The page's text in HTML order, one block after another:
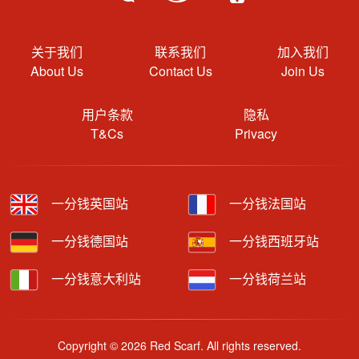
关于我们
About Us
联系我们
Contact Us
加入我们
Join Us
用户条款
T&Cs
隐私
Privacy
一分钱英国站 一分钱法国站
一分钱德国站 一分钱西班牙站
一分钱意大利站 一分钱荷兰站
Copyright © 2026 Red Scarf. All rights reserved.